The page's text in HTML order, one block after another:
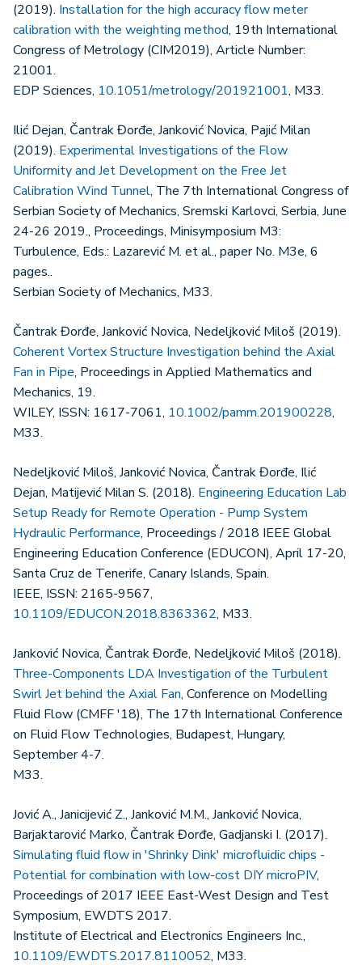
(2019). Installation for the high accuracy flow meter
calibration with the weighting method, 19th International
Congress of Metrology (CIM2019), Article Number:
21001.
EDP Sciences, 10.1051/metrology/201921001, M33.
Ilić Dejan, Čantrak Đorđe, Janković Novica, Pajić Milan
(2019). Experimental Investigations of the Flow
Uniformity and Jet Development on the Free Jet
Calibration Wind Tunnel, The 7th International Congress of
Serbian Society of Mechanics, Sremski Karlovci, Serbia, June
24-26 2019., Proceedings, Minisymposium M3:
Turbulence, Eds.: Lazarević M. et al., paper No. M3e, 6
pages..
Serbian Society of Mechanics, M33.
Čantrak Đorđe, Janković Novica, Nedeljković Miloš (2019).
Coherent Vortex Structure Investigation behind the Axial
Fan in Pipe, Proceedings in Applied Mathematics and
Mechanics, 19.
WILEY, ISSN: 1617-7061, 10.1002/pamm.201900228,
M33.
Nedeljković Miloš, Janković Novica, Čantrak Đorđe, Ilić
Dejan, Matijević Milan S. (2018). Engineering Education Lab
Setup Ready for Remote Operation - Pump System
Hydraulic Performance, Proceedings / 2018 IEEE Global
Engineering Education Conference (EDUCON), April 17-20,
Santa Cruz de Tenerife, Canary Islands, Spain.
IEEE, ISSN: 2165-9567,
10.1109/EDUCON.2018.8363362, M33.
Janković Novica, Čantrak Đorđe, Nedeljković Miloš (2018).
Three-Components LDA Investigation of the Turbulent
Swirl Jet behind the Axial Fan, Conference on Modelling
Fluid Flow (CMFF '18), The 17th International Conference
on Fluid Flow Technologies, Budapest, Hungary,
September 4-7.
M33.
Jović A., Janicijević Z., Janković M.M., Janković Novica,
Barjaktarović Marko, Čantrak Đorđe, Gadjanski I. (2017).
Simulating fluid flow in 'Shrinky Dink' microfluidic chips -
Potential for combination with low-cost DIY microPIV,
Proceedings of 2017 IEEE East-West Design and Test
Symposium, EWDTS 2017.
Institute of Electrical and Electronics Engineers Inc.,
10.1109/EWDTS.2017.8110052, M33.